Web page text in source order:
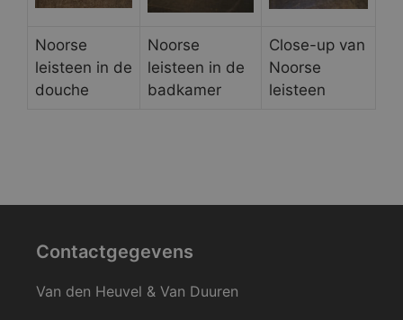
Noorse
leisteen in de
douche
Noorse
leisteen in de
badkamer
Close-up van
Noorse
leisteen
Contactgegevens
Van den Heuvel & Van Duuren